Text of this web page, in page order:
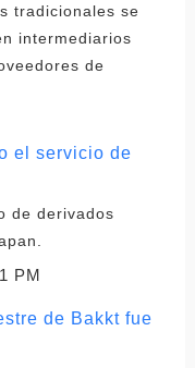
tradicionales se
intermediarios
de
el servicio de
de derivados
PM
de Bakkt fue